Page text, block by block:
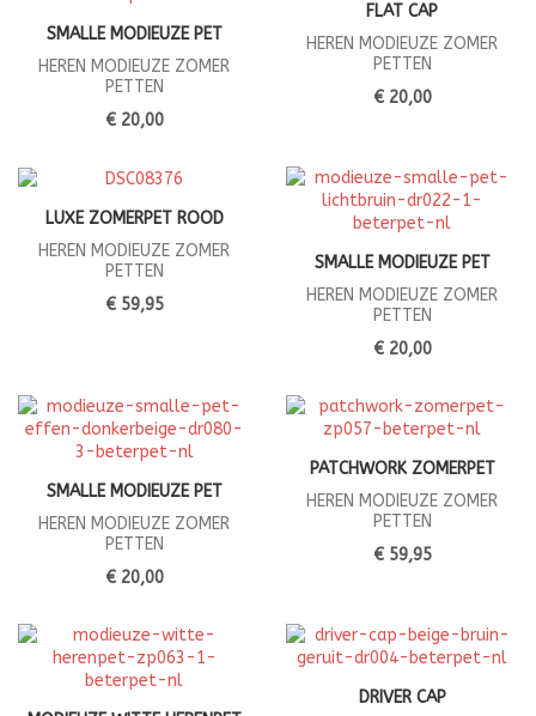
SMALLE MODIEUZE PET
HEREN MODIEUZE ZOMER
PETTEN
€ 20,00
FLAT CAP
HEREN MODIEUZE ZOMER
PETTEN
€ 20,00
LUXE ZOMERPET ROOD
HEREN MODIEUZE ZOMER
PETTEN
€ 59,95
SMALLE MODIEUZE PET
HEREN MODIEUZE ZOMER
PETTEN
€ 20,00
SMALLE MODIEUZE PET
HEREN MODIEUZE ZOMER
PETTEN
€ 20,00
PATCHWORK ZOMERPET
HEREN MODIEUZE ZOMER
PETTEN
€ 59,95
DRIVER CAP